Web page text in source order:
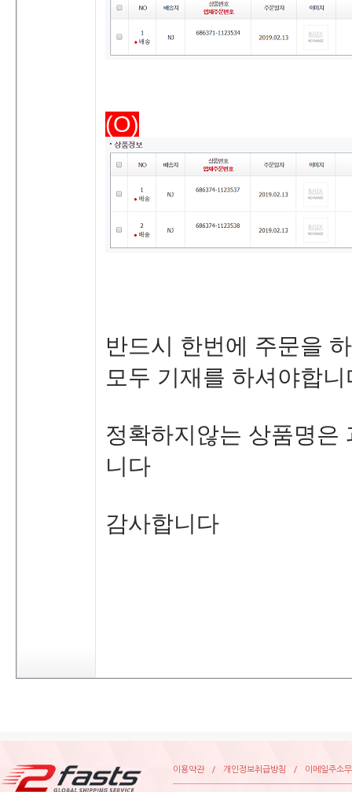
(O)
반드시한번에주문을
모두기재를하셔야합니
정확하지않는상품명
니다
감사합니다
이용약관/ 개인정보취급방침 / 이메일주소